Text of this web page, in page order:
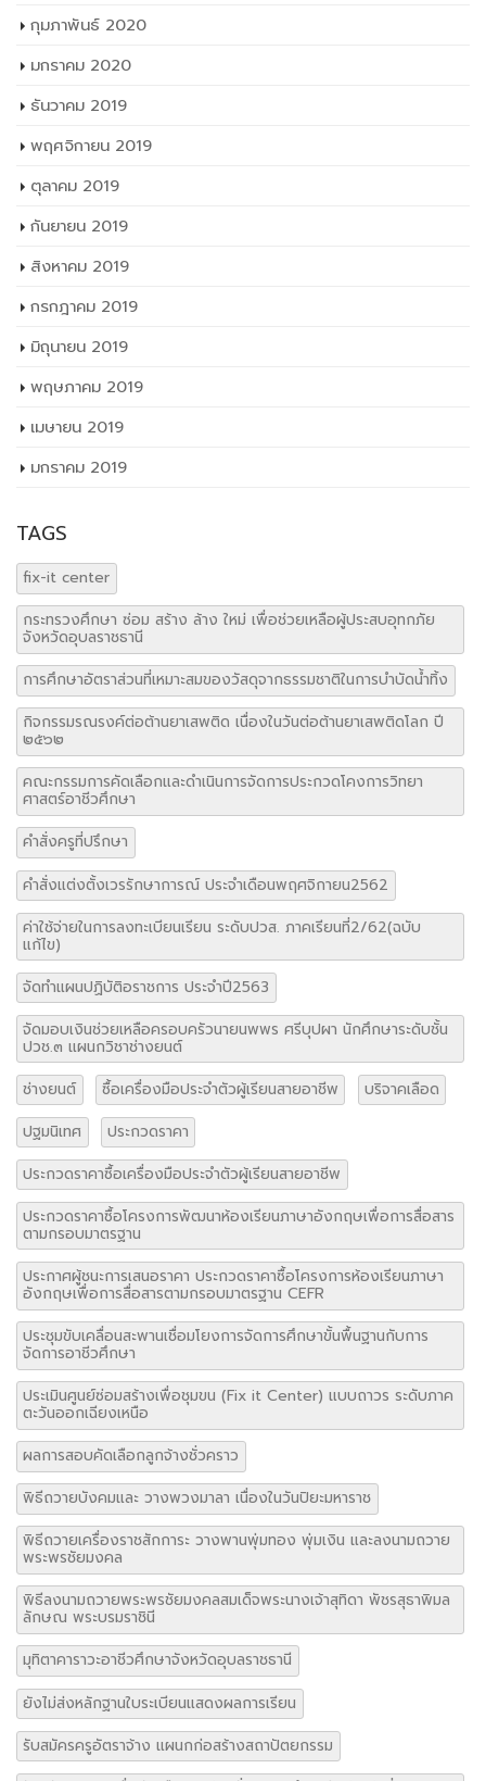
กุมภาพันธ์ 2020
มกราคม 2020
ธันวาคม 2019
พฤศจิกายน 2019
ตุลาคม 2019
กันยายน 2019
สิงหาคม 2019
กรกฎาคม 2019
มิถุนายน 2019
พฤษภาคม 2019
เมษายน 2019
มกราคม 2019
TAGS
fix-it center
กระทรวงศึกษา ซ่อม สร้าง ล้าง ใหม่ เพื่อช่วยเหลือผู้ประสบอุทกภัย
จังหวัดอุบลราชธานี
การศึกษาอัตราส่วนที่เหมาะสมของวัสดุจากธรรมชาติในการบำบัดน้ำทิ้ง
กิจกรรมรณรงค์ต่อต้านยาเสพติด เนื่องในวันต่อต้านยาเสพติดโลก ปี
๒๕๖๒
คณะกรรมการคัดเลือกและดำเนินการจัดการประกวดโคงการวิทยา
ศาสตร์อาชีวศึกษา
คำสั่งครูที่ปรึกษา
คำสั่งแต่งตั้งเวรรักษาการณ์ ประจำเดือนพฤศจิกายน2562
ค่าใช้จ่ายในการลงทะเบียนเรียน ระดับปวส. ภาคเรียนที่2/62(ฉบับ
แก้ไข)
จัดทำแผนปฏิบัติอราชการ ประจำปี2563
จัดมอบเงินช่วยเหลือครอบครัวนายนพพร ศรีบุปผา นักศึกษาระดับชั้น
ปวช.๓ แผนกวิชาช่างยนต์
ช่างยนต์
ซื้อเครื่องมือประจำตัวผู้เรียนสายอาชีพ
บริจาคเลือด
ปฐมนิเทศ
ประกวดราคา
ประกวดราคาซื้อเครื่องมือประจำตัวผู้เรียนสายอาชีพ
ประกวดราคาซื้อโครงการพัฒนาห้องเรียนภาษาอังกฤษเพื่อการสื่อสาร
ตามกรอบมาตรฐาน
ประกาศผู้ชนะการเสนอราคา ประกวดราคาซื้อโครงการห้องเรียนภาษา
อังกฤษเพื่อการสื่อสารตามกรอบมาตรฐาน CEFR
ประชุมขับเคลื่อนสะพานเชื่อมโยงการจัดการศึกษาขั้นพื้นฐานกับการ
จัดการอาชีวศึกษา
ประเมินศูนย์ซ่อมสร้างเพื่อชุมขน (Fix it Center) แบบถาวร ระดับภาค
ตะวันออกเฉียงเหนือ
ผลการสอบคัดเลือกลูกจ้างชั่วคราว
พิธีถวายบังคมและ วางพวงมาลา เนื่องในวันปิยะมหาราช
พิธีถวายเครื่องราชสักการะ วางพานพุ่มทอง พุ่มเงิน และลงนามถวาย
พระพรชัยมงคล
พิธีลงนามถวายพระพรชัยมงคลสมเด็จพระนางเจ้าสุทิดา พัชรสุธาพิมล
ลักษณ พระบรมราชินี
มุทิตาคาราวะอาชีวศึกษาจังหวัดอุบลราชธานี
ยังไม่ส่งหลักฐานใบระเบียนแสดงผลการเรียน
รับสมัครครูอัตราจ้าง แผนกก่อสร้างสถาปัตยกรรม